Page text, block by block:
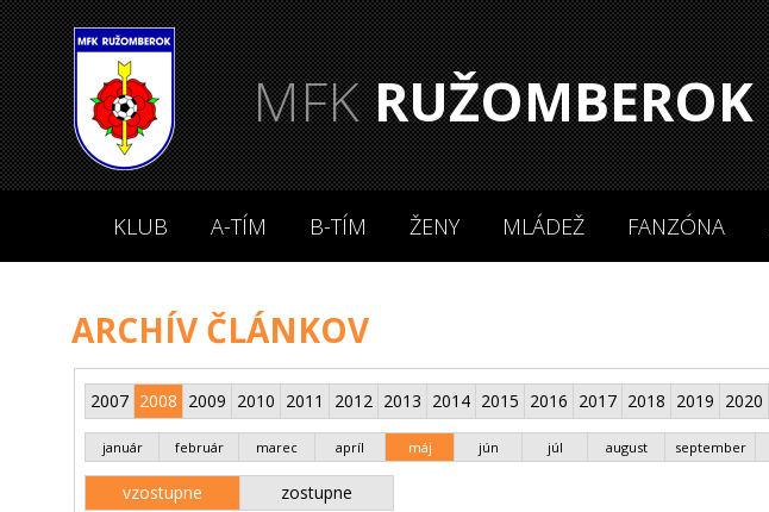
MFKRUŽOMBEROK
KLUB A-TÍM B-TÍM ŽENY MLÁDEŽ FANZÓNA
ARCHÍV ČLÁNKOV
2007 2008 2009 2010 2011 2012 2013 2014 2015 2016 2017 2018 2019 2020
január február marec apríl máj jún júl august september
vzostupne zostupne